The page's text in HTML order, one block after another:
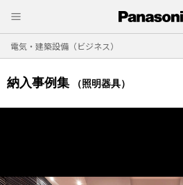
電気・建築設備（ビジネス）
納入事例集 （照明器具）